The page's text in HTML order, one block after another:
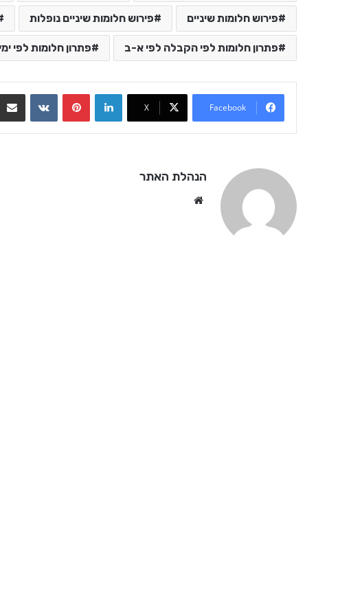
פירוש חלומות שיניים פירוש חלומות שיניים נופלות
פתרון חלומות לפי הקבלה לפי א-ב פתרון חלומות לפי
Facebook
X
LinkedIn
Pinterest
VKontakte
הנהלת האתר